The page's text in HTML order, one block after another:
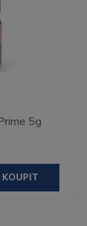
5g
KOUPIT